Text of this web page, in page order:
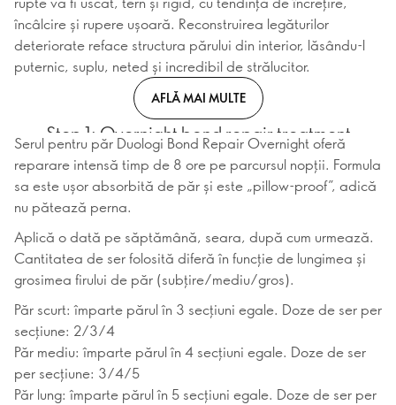
încâlcire și rupere ușoară. Reconstruirea legăturilor
deteriorate reface structura părului din interior, lăsându-l
puternic, suplu, neted și incredibil de strălucitor.
AFLĂ MAI MULTE
Step 1: Overnight bond repair treatment
Serul pentru păr Duologi Bond Repair Overnight oferă
reparare intensă timp de 8 ore pe parcursul nopții. Formula
sa este ușor absorbită de păr și este „pillow-proof”, adică
nu pătează perna.
Aplică o dată pe săptămână, seara, după cum urmează.
Cantitatea de ser folosită diferă în funcție de lungimea și
grosimea firului de păr (subțire/mediu/gros).
Păr scurt: împarte părul în 3 secțiuni egale. Doze de ser per
secțiune: 2/3/4
Păr mediu: împarte părul în 4 secțiuni egale. Doze de ser
per secțiune: 3/4/5
Păr lung: împarte părul în 5 secțiuni egale. Doze de ser per